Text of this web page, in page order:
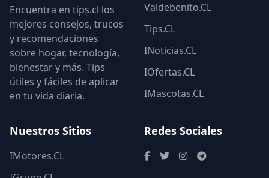
Encuentra en tips.cl los
mejores consejos, trucos
y recomendaciones
sobre hogar, tecnología,
bienestar y más. Tips
útiles y fáciles de aplicar
en tu vida diaria.
Valdebenito.CL
Tips.CL
INoticias.CL
IOfertas.CL
IMascotas.CL
Nuestros Sitios
IMotores.CL
Redes Sociales